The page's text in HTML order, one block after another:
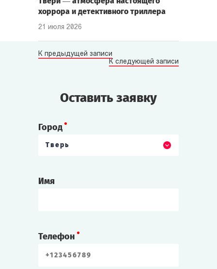
хоррора и детективного триллера
21 июля 2026
К предыдущей записи
К следующей записи
Оставить заявку
Город
Тверь
Имя
Телефон